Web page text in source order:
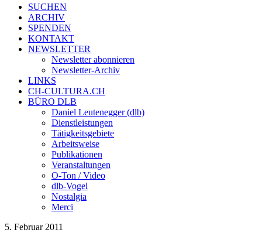
SUCHEN
ARCHIV
SPENDEN
KONTAKT
NEWSLETTER
Newsletter abonnieren
Newsletter-Archiv
LINKS
CH-CULTURA.CH
BÜRO DLB
Daniel Leutenegger (dlb)
Dienstleistungen
Tätigkeitsgebiete
Arbeitsweise
Publikationen
Veranstaltungen
O-Ton / Video
dlb-Vogel
Nostalgia
Merci
5. Februar 2011